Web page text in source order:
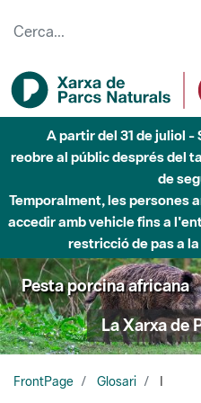
A partir del 31 de juliol
reobre al públic després del
de
Temporalment, les persones
accedir amb vehicle fins a
restricció de pas a
Pesta porcina africana
La Xarxa de
FrontPage Glosari